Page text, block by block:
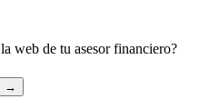
web de tu asesor financiero?
→